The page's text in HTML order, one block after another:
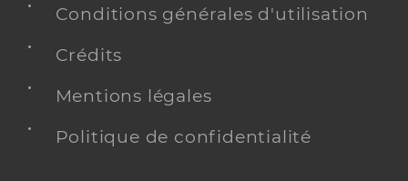
Conditions générales d'utilisation
Crédits
Mentions légales
Politique de confidentialité